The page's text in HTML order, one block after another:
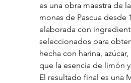
es una obra maestra de
monas de Pascua desde
elaborada con
seleccionados para
hecha con harina,
que la esencia de limón
El resultado final es una